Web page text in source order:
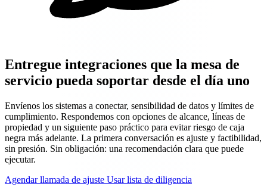
Entregue integraciones que la mesa de
servicio pueda soportar desde el día uno
Envíenos los sistemas a conectar, sensibilidad de datos y límites de
cumplimiento. Respondemos con opciones de alcance, líneas de
propiedad y un siguiente paso práctico para evitar riesgo de caja
negra más adelante. La primera conversación es ajuste y factibilidad,
sin presión. Sin obligación: una recomendación clara que puede
ejecutar.
Agendar llamada de ajuste Usar lista de diligencia